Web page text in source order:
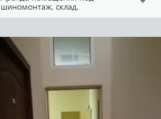
шиномонтаж, склад,
производство и тд в д. Сырьево